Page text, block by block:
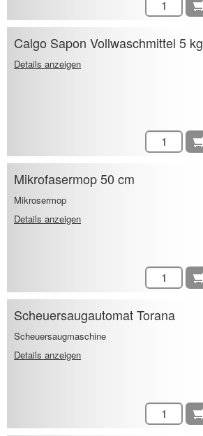
Calgo Sapon Vollwaschmittel 5 kg
Details anzeigen
Mikrofasermop 50 cm
Mikrosermop
Details anzeigen
Scheuersaugautomat Torana
Scheuersaugmaschine
Details anzeigen